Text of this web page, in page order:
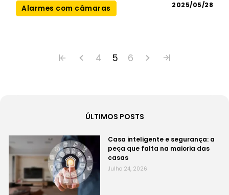
Alarmes com câmaras 2025/05/28
4 5 6
ÚLTIMOS POSTS
Casa inteligente e segurança: a
peça que falta na maioria das
casas
Julho 24, 2026